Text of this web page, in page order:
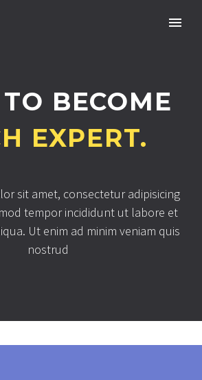
BECOME
EXPERT.
sit amet, consectetur adipisicing
tempor incididunt ut labore et
Ut enim ad minim veniam quis
nostrud